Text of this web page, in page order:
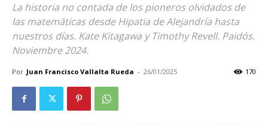
La historia no contada de los pioneros olvidados de
las matemáticas desde Hipatia de Alejandría hasta
nuestros días. Kate Kitagawa y Timothy Revell. Paidós.
Noviembre 2024.
Por Juan Francisco Vallalta Rueda - 26/01/2025 170